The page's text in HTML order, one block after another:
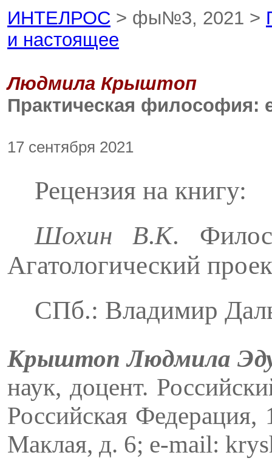
ИНТЕЛРОС > фы№3, 2021 >
и настоя­щее
Людмила Крыштоп
Практическая философия:
17 сентября 2021
Рецензия на книгу:
Шохин
В.К.
Агатологический
СПб.: Владимир
Крыштоп Людмила
наук, доцент.
Российская
Маклая, д. 6; e-mail: